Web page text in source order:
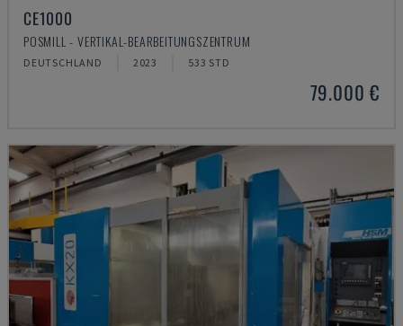
CE1000
POSMILL - VERTIKAL-BEARBEITUNGSZENTRUM
DEUTSCHLAND 2023 533 STD
79.000 €